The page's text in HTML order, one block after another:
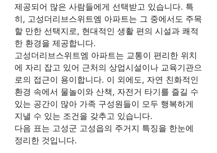
제공되어 많은 사람들에게 선택받고 있습니다. 특
히, 고성더리브스위트엠 아파트는 그 중에서도 주목
할 만한 선택지로, 현대적인 생활 편의 시설과 쾌적
한 환경을 제공합니다.
고성더리브스위트엠 아파트는 교통이 편리한 위치
에 자리 잡고 있어 근처의 상업시설이나 교육기관으
로의 접근이 용이합니다. 이 외에도, 자연 친화적인
환경 속에서 물놀이와 산책, 자전거 타기를 즐길 수
있는 공간이 많아 가족 구성원들이 모두 행복하게
지낼 수 있는 조건을 갖추고 있습니다.
다음 표는 고성군 고성읍의 주거지 특징을 한눈에
정리한 것입니다.